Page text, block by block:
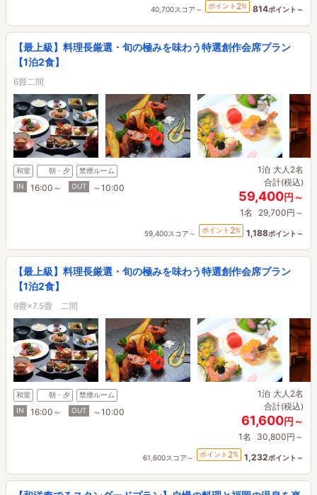
40,700スコア～ ポイント 2% 814ポイント～
【最上級】料理長厳選・旬の極みを味わう特選創作会席プラン
【1泊2食】
6畳二間
和室 朝・夕
禁煙ルーム
IN
16:00～ OUT ～10:00
1泊 大人2名
合計(税込)
59,400円～
1名 29,700円～
59,400スコア～ ポイント 2% 1,188ポイント～
【最上級】料理長厳選・旬の極みを味わう特選創作会席プラン
【1泊2食】
9畳×7.5畳 二間
和室 朝・夕
禁煙ルーム
IN
16:00～ OUT ～10:00
1泊 大人2名
合計(税込)
61,600円～
1名 30,800円～
61,600スコア～ ポイント 2% 1,232ポイント～